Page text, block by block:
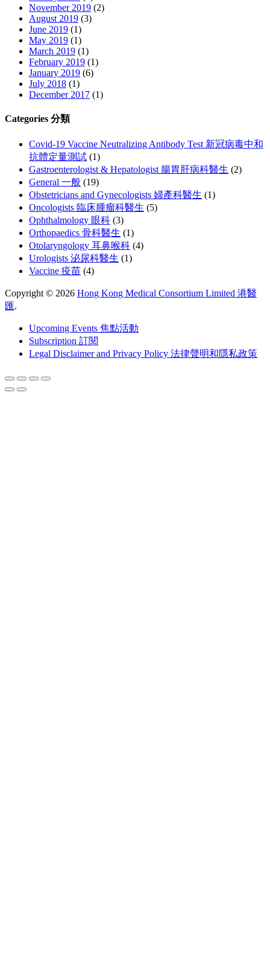
November 2019 (2)
August 2019 (3)
June 2019 (1)
May 2019 (1)
March 2019 (1)
February 2019 (1)
January 2019 (6)
July 2018 (1)
December 2017 (1)
Categories 分類
Covid-19 Vaccine Neutralizing Antibody Test 新冠病毒中和
抗體定量測試 (1)
Gastroenterologist & Hepatologist 腸胃肝病科醫生 (2)
General 一般 (19)
Obstetricians and Gynecologists 婦產科醫生 (1)
Oncologists 臨床腫瘤科醫生 (5)
Ophthalmology 眼科 (3)
Orthopaedics 骨科醫生 (1)
Otolaryngology 耳鼻喉科 (4)
Urologists 泌尿科醫生 (1)
Vaccine 疫苗 (4)
Copyright © 2026 Hong Kong Medical Consortium Limited 港醫
匯.
Upcoming Events 焦點活動
Subscription 訂閱
Legal Disclaimer and Privacy Policy 法律聲明和隱私政策